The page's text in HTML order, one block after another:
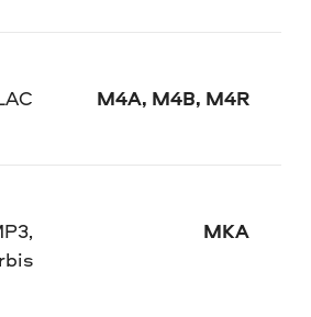
M4A, M4B, M4R
MKA